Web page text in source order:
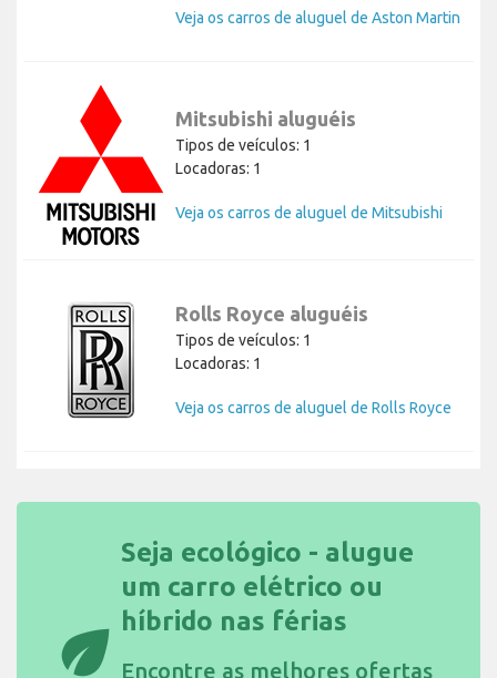
Veja os carros de aluguel de Aston Martin
Mitsubishi aluguéis
Tipos de veículos: 1
Locadoras: 1
Veja os carros de aluguel de Mitsubishi
Rolls Royce aluguéis
Tipos de veículos: 1
Locadoras: 1
Veja os carros de aluguel de Rolls Royce
eco
Seja ecológico - alugue
um carro elétrico ou
híbrido nas férias
Encontre as melhores ofertas